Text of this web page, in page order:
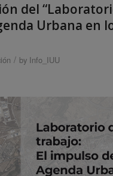
del
Urbana en
/ by Info_IUU